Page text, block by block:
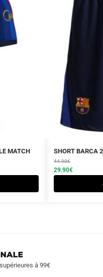
MATCH SHORT BARCA
44.90€
Le
prix
initial
était :
29.90€
Le
prix
actuel
est :
Ce
produit
a
à 99€